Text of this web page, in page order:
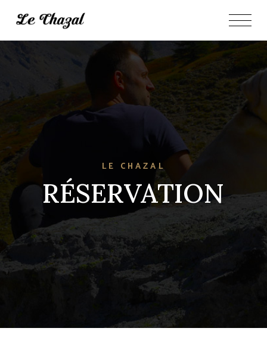
LE CHAZAL
RÉSERVATION